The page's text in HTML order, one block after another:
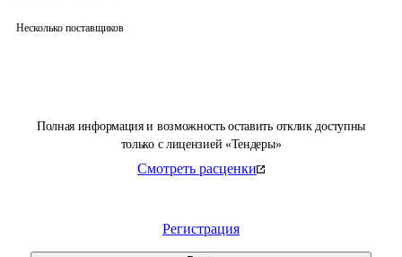
Полная информация и возможность оставить отклик доступны
только с лицензией «Тендеры»
Смотреть расценки
Регистрация
Несколько поставщиков